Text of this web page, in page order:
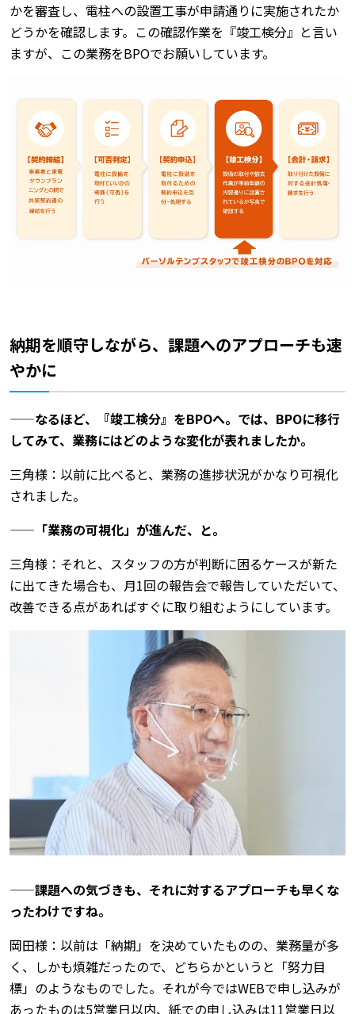
かを審査し、電柱への設置工事が申請通りに実施されたか
どうかを確認します。この確認作業を『竣工検分』と言い
ますが、この業務をBPOでお願いしています。
納期を順守しながら、課題へのアプローチも速
やかに
——なるほど、『竣工検分』をBPOへ。では、BPOに移行
してみて、業務にはどのような変化が表れましたか。
三角様：以前に比べると、業務の進捗状況がかなり可視化
されました。
——「業務の可視化」が進んだ、と。
三角様：それと、スタッフの方が判断に困るケースが新た
に出てきた場合も、月1回の報告会で報告していただいて、
改善できる点があればすぐに取り組むようにしています。
——課題への気づきも、それに対するアプローチも早くな
ったわけですね。
岡田様：以前は「納期」を決めていたものの、業務量が多
く、しかも煩雑だったので、どちらかというと「努力目
標」のようなものでした。それが今ではWEBで申し込みが
あったものは5営業日以内、紙での申し込みは11営業日以